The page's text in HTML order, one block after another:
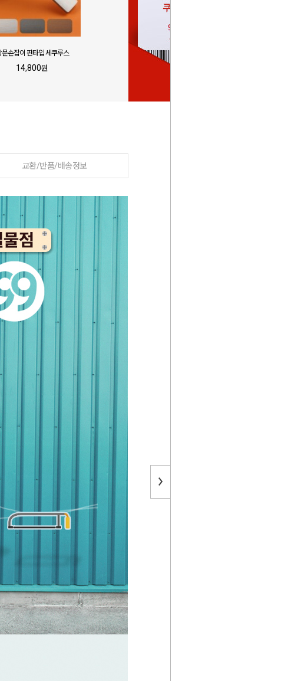
문손잡이 핀타입 세쿠루스
14,800원
로그 방문손잡이 BPL-802
17,900
교환/반품/배송정보